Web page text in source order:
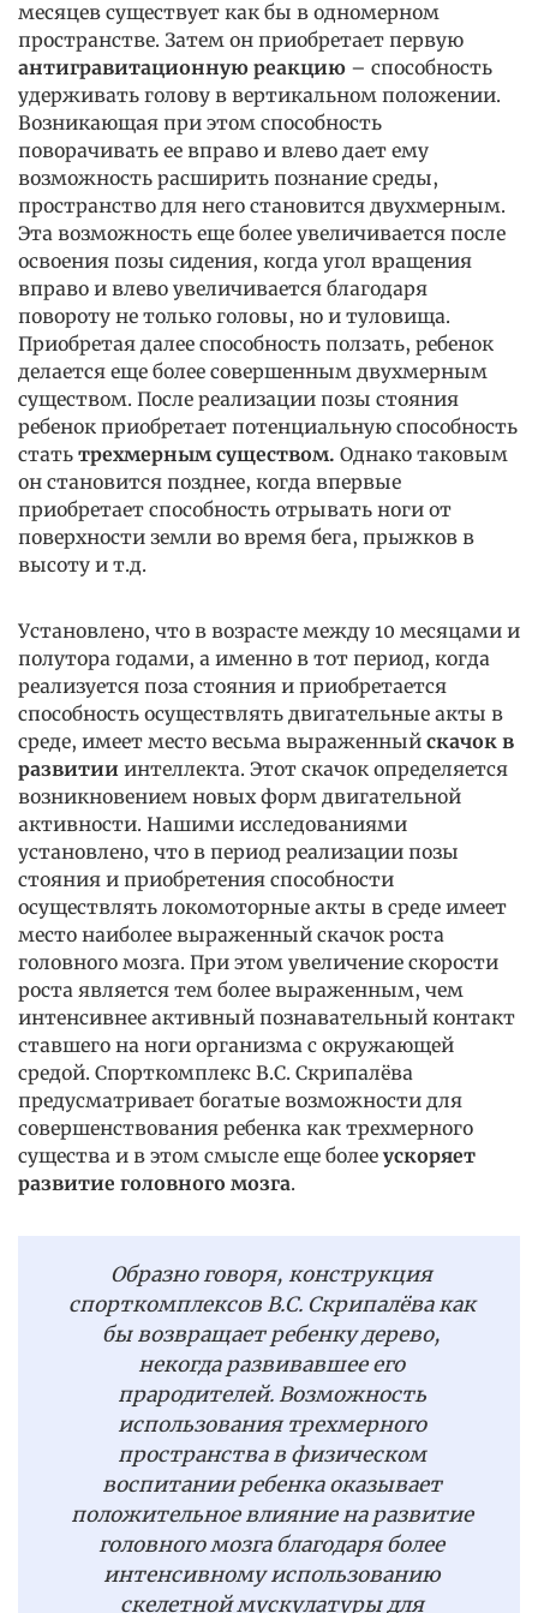
месяцев существует как бы в одномерном
пространстве. Затем он приобретает первую
антигравитационную реакцию – способность
удерживать голову в вертикальном положении.
Возникающая при этом способность
поворачивать ее вправо и влево дает ему
возможность расширить познание среды,
пространство для него становится двухмерным.
Эта возможность еще более увеличивается после
освоения позы сидения, когда угол вращения
вправо и влево увеличивается благодаря
повороту не только головы, но и туловища.
Приобретая далее способность ползать, ребенок
делается еще более совершенным двухмерным
существом. После реализации позы стояния
ребенок приобретает потенциальную способность
стать трехмерным существом. Однако таковым
он становится позднее, когда впервые
приобретает способность отрывать ноги от
поверхности земли во время бега, прыжков в
высоту и т.д.
Установлено, что в возрасте между 10 месяцами и
полутора годами, а именно в тот период, когда
реализуется поза стояния и приобретается
способность осуществлять двигательные акты в
среде, имеет место весьма выраженный скачок в
развитии интеллекта. Этот скачок определяется
возникновением новых форм двигательной
активности. Нашими исследованиями
установлено, что в период реализации позы
стояния и приобретения способности
осуществлять локомоторные акты в среде имеет
место наиболее выраженный скачок роста
головного мозга. При этом увеличение скорости
роста является тем более выраженным, чем
интенсивнее активный познавательный контакт
ставшего на ноги организма с окружающей
средой. Спорткомплекс В.С. Скрипалёва
предусматривает богатые возможности для
совершенствования ребенка как трехмерного
существа и в этом смысле еще болееускоряет
развитие головного мозга.
Образно говоря, конструкция
спорткомплексов В.С. Скрипалёва как
бы возвращает ребенку дерево,
некогда развивавшее его
прародителей. Возможность
использования трехмерного
пространства в физическом
воспитании ребенка оказывает
положительное влияние на развитие
головного мозга благодаря более
интенсивному использованию
скелетной мускулатуры для